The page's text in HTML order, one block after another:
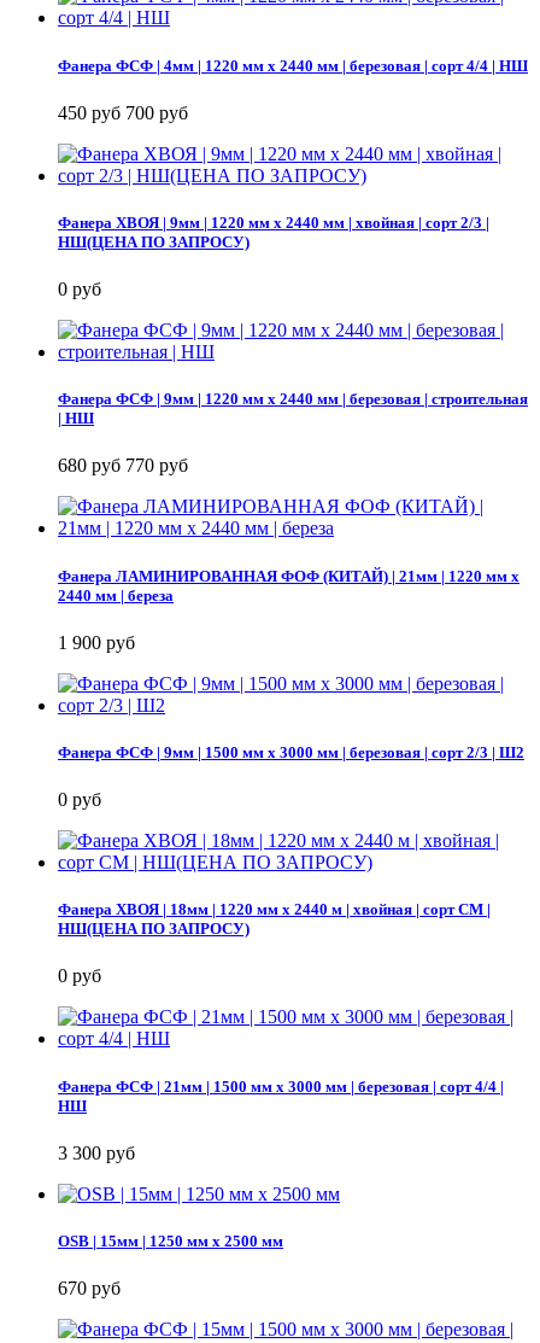
Фанера ФСФ | 4мм | 1220 мм х 2440 мм | березовая | сорт 4/4 | НШ
450 руб 700 руб
Фанера ХВОЯ | 9мм | 1220 мм х 2440 мм | хвойная | сорт 2/3 |
НШ(ЦЕНА ПО ЗАПРОСУ)
0 руб
Фанера ФСФ | 9мм | 1220 мм х 2440 мм | березовая | строительная
| НШ
680 руб 770 руб
Фанера ЛАМИНИРОВАННАЯ ФОФ (КИТАЙ) | 21мм | 1220 мм х
2440 мм | береза
1 900 руб
Фанера ФСФ | 9мм | 1500 мм х 3000 мм | березовая | сорт 2/3 | Ш2
0 руб
Фанера ХВОЯ | 18мм | 1220 мм х 2440 м | хвойная | сорт СМ |
НШ(ЦЕНА ПО ЗАПРОСУ)
0 руб
Фанера ФСФ | 21мм | 1500 мм х 3000 мм | березовая | сорт 4/4 |
НШ
3 300 руб
OSB | 15мм | 1250 мм х 2500 мм
670 руб